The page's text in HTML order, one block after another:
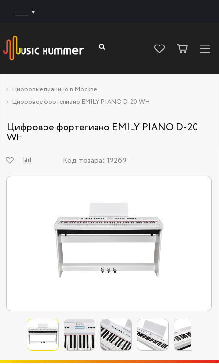
Цифровые пианино в Москве
Цифровое фортепиано EMILY PIANO D-20 WH
Цифровое фортепиано EMILY PIANO D-20
WH
Код товара: 19269